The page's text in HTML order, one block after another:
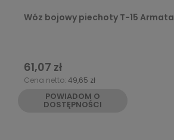
Wóz bojowy piechoty T-15 Armata
61,07 zł
Cena netto: 49,65 zł
POWIADOM O
DOSTĘPNOŚCI